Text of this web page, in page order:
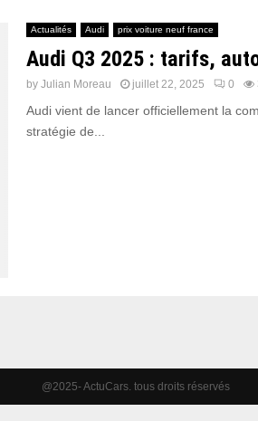
Actualités Audi prix voiture neuf france
Audi Q3 2025 : tarifs,
by Julian Moreau juillet 22, 2025 0
Audi vient de lancer officiellement la
stratégie de...
@2025- ActuCars. tous droits réservés